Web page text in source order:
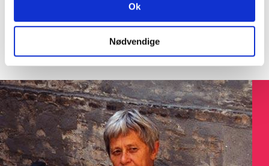
Ok
Nødvendige
Søg på Dokument ID